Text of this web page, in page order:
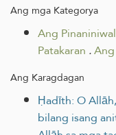
Ang mga Kategorya
Ang
Patakaran .
Ang Karagdagan
Ḥadīth: O
bilang isang